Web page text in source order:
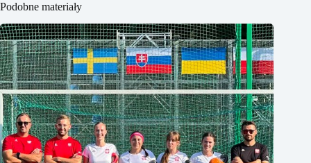
Podobne materiały